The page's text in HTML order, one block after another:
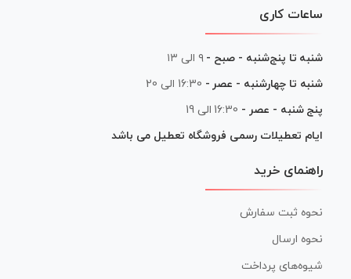
ساعات کاری
شنبه تا پنج‌شنبه - صبح - ۹ الی ۱۳
شنبه تا چهارشنبه - عصر - 16:30 الی 20
پنج شنبه - عصر - 16:30 الی 19
ایام تعطیلات رسمی فروشگاه تعطیل می باشد
راهنمای خرید
نحوه ثبت سفارش
نحوه ارسال
شیوه‌های پرداخت